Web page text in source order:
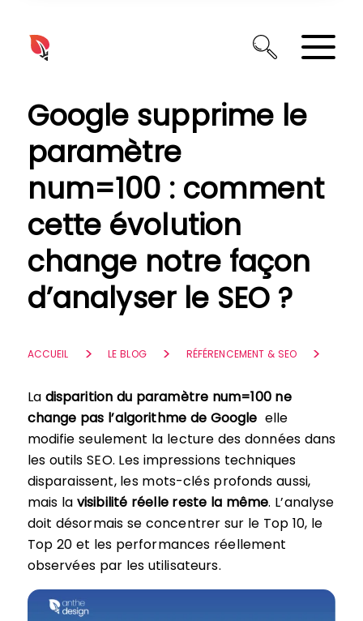
Google supprime le
paramètre
num=100 : comment
cette évolution
change notre façon
d’analyser le SEO ?
ACCUEIL LE BLOG RÉFÉRENCEMENT & SEO
La disparition du paramètre num=100 ne
change pas l’algorithme de Google elle
modifie seulement la lecture des données dans
les outils SEO. Les impressions techniques
disparaissent, les mots-clés profonds aussi,
mais la visibilité réelle reste la même. L’analyse
doit désormais se concentrer sur le Top 10, le
Top 20 et les performances réellement
observées par les utilisateurs.